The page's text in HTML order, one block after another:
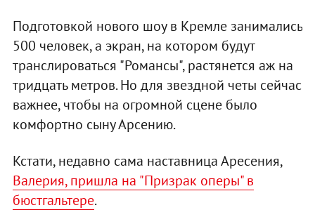
Подготовкой нового шоу в Кремле занимались
500 человек, а экран, на котором будут
транслироваться "Романсы", растянется аж на
тридцать метров. Но для звездной четы сейчас
важнее, чтобы на огромной сцене было
комфортно сыну Арсению.
Кстати, недавно сама наставница Аресения,
Валерия, пришла на "Призрак оперы" в
бюстгальтере.